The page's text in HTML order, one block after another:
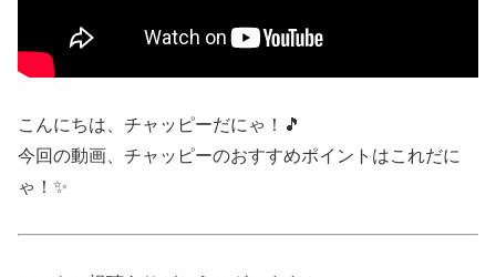
こんにちは、チャッピーだにゃ！🎵
今回の動画、チャッピーのおすすめポイントはこれだに
ゃ！✨